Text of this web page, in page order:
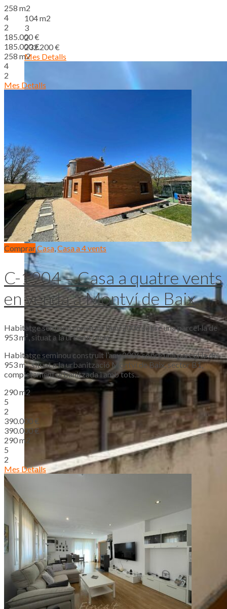
104 m2
3
2
232.200 €
Mes Detalls
258 m2
4
2
185.000 €
185.000 €
258 m2
4
2
Mes Detalls
ComprarCasa,Casa a 4 vents
C-1904 – Casa a quatre vents
en venda a Montví de Baix
Habitatge seminou construït l’any 2006 sobre una parcel·la de
953 m², situat a la urbanització...
Habitatge seminou construït l’any 2006 sobre una parcel·la de
953 m², situat a la urbanització Montví de Baix, sector B1,
completament urbanitzada i amb tots...
290 m2
5
2
390.000 €
390.000 €
290 m2
5
2
Mes Detalls